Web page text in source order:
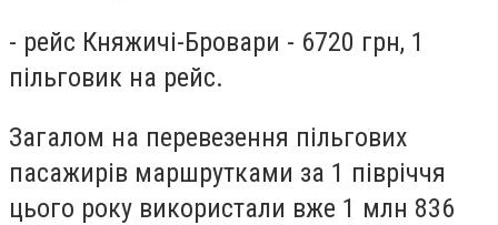
- рейс Княжичі-Бровари - 6720 грн, 1
пільговик на рейс.
Загалом на перевезення пільгових
пасажирів маршрутками за 1 півріччя
цього року використали вже 1 млн 836